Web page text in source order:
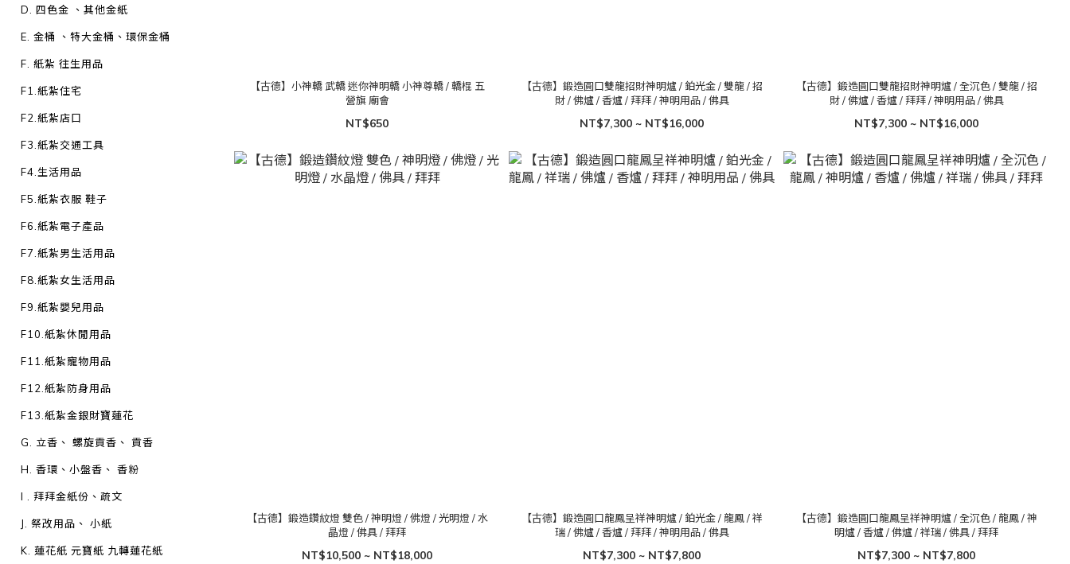
D. 四色金 、其他金紙
E. 金桶 、特大金桶、環保金桶
F. 紙紮 往生用品
F1.紙紮住宅
F2.紙紮店口
F3.紙紮交通工具
F4.生活用品
F5.紙紮衣服 鞋子
F6.紙紮電子產品
F7.紙紮男生活用品
F8.紙紮女生活用品
F9.紙紮嬰兒用品
F10.紙紮休閒用品
F11.紙紮寵物用品
F12.紙紮防身用品
F13.紙紮金銀財寶蓮花
G. 立香、 螺旋貢香、 貢香
H. 香環、小盤香、 香粉
I . 拜拜金紙份、疏文
J. 祭改用品、 小紙
K. 蓮花紙 元寶紙 九轉蓮花紙
【古德】小神轎 武轎 迷你神明轎 小神尊轎 / 轎棍 五
營旗 廟會
NT$650
【古德】鍛造圓口雙龍招財神明爐 / 鉑光金 / 雙龍 / 招
財 / 佛爐 / 香爐 / 拜拜 / 神明用品 / 佛具
NT$7,300 ~ NT$16,000
【古德】鍛造圓口雙龍招財神明爐 / 全沉色 / 雙龍 / 招
財 / 佛爐 / 香爐 / 拜拜 / 神明用品 / 佛具
NT$7,300 ~ NT$16,000
【古德】鍛造鑽紋燈 雙色 / 神明燈 / 佛燈 / 光明燈 / 水
晶燈 / 佛具 / 拜拜
NT$10,500 ~ NT$18,000
【古德】鍛造圓口龍鳳呈祥神明爐 / 鉑光金 / 龍鳳 / 祥
瑞 / 佛爐 / 香爐 / 拜拜 / 神明用品 / 佛具
NT$7,300 ~ NT$7,800
【古德】鍛造圓口龍鳳呈祥神明爐 / 全沉色 / 龍鳳 / 神
明爐 / 香爐 / 佛爐 / 祥瑞 / 佛具 / 拜拜
NT$7,300 ~ NT$7,800